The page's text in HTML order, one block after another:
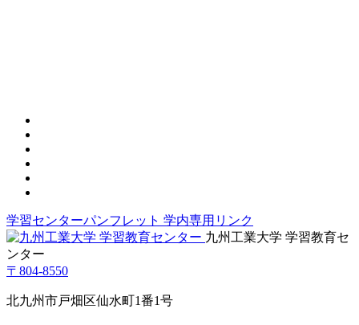
学習センターパンフレット 学内専用リンク
九州工業大学 学習教育セ
ンター
〒804-8550
北九州市戸畑区仙水町1番1号